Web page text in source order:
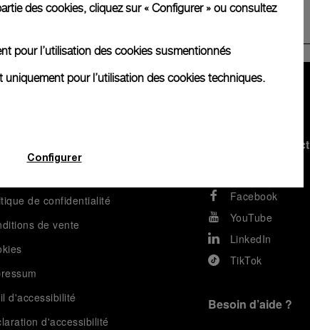
de confidentialité
de vente
d'accessibilité
d'accessibilité
Rester en contact
Facebook
YouTube
LinkedIn
TikTok
Besoin d’aide ?
des cookies, cliquez sur « Configurer » ou consultez
pour l’utilisation des cookies susmentionnés
pour l’utilisation des cookies techniques.
Configurer